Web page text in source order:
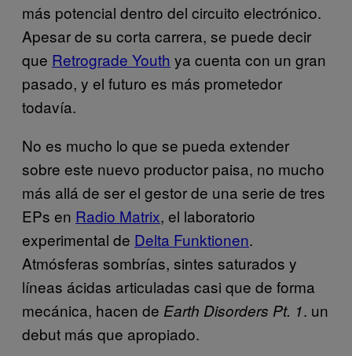
más potencial dentro del circuito electrónico.
Apesar de su corta carrera, se puede decir
que Retrograde Youth ya cuenta con un gran
pasado, y el futuro es más prometedor
todavía.
No es mucho lo que se pueda extender
sobre este nuevo productor paisa, no mucho
más allá de ser el gestor de una serie de tres
EPs en Radio Matrix, el laboratorio
experimental de Delta Funktionen.
Atmósferas sombrías, sintes saturados y
líneas ácidas articuladas casi que de forma
mecánica, hacen de Earth Disorders Pt. 1. un
debut más que apropiado.